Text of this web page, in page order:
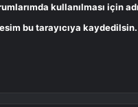
kullanılması için
bu tarayıcıya kaydedilsin.